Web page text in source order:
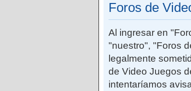
Foros de
Al ingresar en
"nuestro", "Foros
legalmente
de Video Juegos
intentaríamos